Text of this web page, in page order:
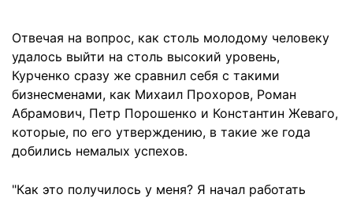
Отвечая на вопрос, как столь молодому человеку
удалось выйти на столь высокий уровень,
Курченко сразу же сравнил себя с такими
бизнесменами, как Михаил Прохоров, Роман
Абрамович, Петр Порошенко и Константин Жеваго,
которые, по его утверждению, в такие же года
добились немалых успехов.
"Как это получилось у меня? Я начал работать